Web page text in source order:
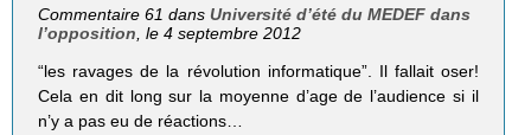
Commentaire 61 dansUniversité d’été du MEDEF dans
l’opposition , le 4 septembre 2012
“les ravages de la révo­lu­tion infor­ma­tique”. Il fallait oser!
Cela en dit long sur la moyenne d’age de l’audience si il
n’y a pas eu de réactions…